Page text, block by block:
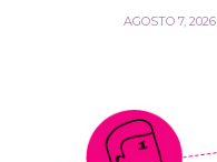
AGOSTO 7, 2026